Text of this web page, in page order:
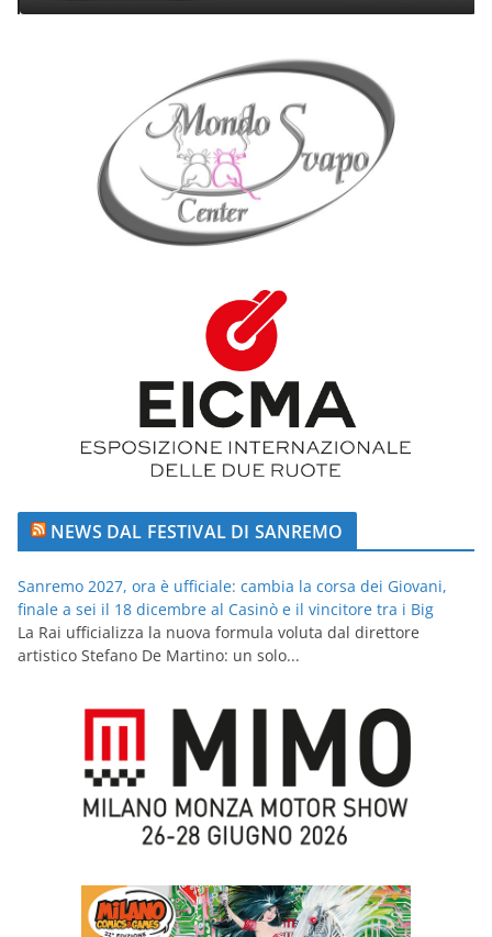
NEWS DAL FESTIVAL DI SANREMO
Sanremo 2027, ora è ufficiale: cambia la corsa dei Giovani,
finale a sei il 18 dicembre al Casinò e il vincitore tra i Big
La Rai ufficializza la nuova formula voluta dal direttore
artistico Stefano De Martino: un solo...